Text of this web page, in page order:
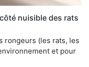
nuisible des rats
rongeurs (les rats, les
et pour